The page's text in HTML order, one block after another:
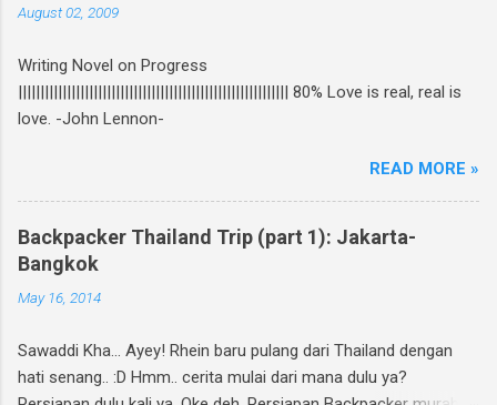
Follow twitter @rheinfathia dan Like Fan Page
Rhein Fathia Twitpic cover novel " Jalan Menuju
Cinta-Mu " dan mention 2 temanmu untuk
#JalanMenujuCintaMu novel @rheinfathia yuk,
@[nama teman1] @[nama teman2] Info
www.rheinfathia.com " Boleh nge-twit berkali-
www.rheinfathia.com, dan tag temanmu.
August 02, 2009
Writing Novel on Progress
||||||||||||||||||||||||||||||||||||||||||||||||||||||||||||| 80% Love is real, real is
love. -John Lennon-
READ MORE »
Backpacker Thailand Trip (part 1): Jakarta-
Bangkok
May 16, 2014
Sawaddi Kha... Ayey! Rhein baru pulang dari Thailand dengan
hati senang.. :D Hmm.. cerita mulai dari mana dulu ya?